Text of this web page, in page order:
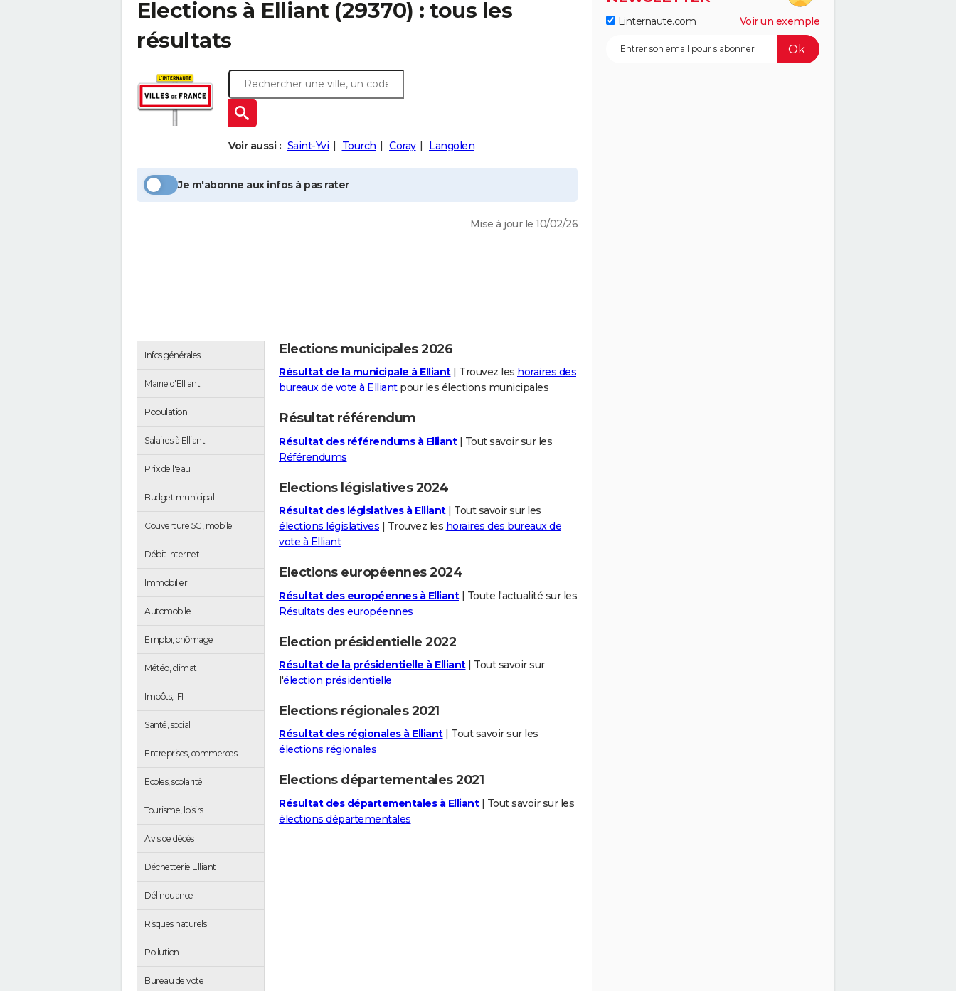
Elections à Elliant(29370) : tous les
résultats
Voir aussi : Saint-Yvi Tourch Coray Langolen
Je m'abonne aux infos à pas rater
Mise à jour le 10/02/26
Infos générales
Mairie d'Elliant
Population
Salaires à Elliant
Prix de l'eau
Budget municipal
Couverture 5G, mobile
Débit Internet
Immobilier
Automobile
Emploi, chômage
Météo, climat
Impôts, IFI
Santé, social
Entreprises, commerces
Ecoles, scolarité
Tourisme, loisirs
Avis de décès
Déchetterie Elliant
Délinquance
Risques naturels
Pollution
Bureau de vote
Elections municipales 2026
Résultat de la municipale à Elliant| Trouvez les horaires des
bureaux de vote à Elliantpour les élections municipales
Résultat référendum
Résultat des référendums à Elliant| Tout savoir sur les
Référendums
Elections législatives 2024
Résultat des législatives à Elliant| Tout savoir sur les
élections législatives | Trouvez les horaires des bureaux de
vote à Elliant
Elections européennes 2024
Résultat des européennes à Elliant| Toute l'actualité sur les
Résultats des européennes
Election présidentielle 2022
Résultat de la présidentielle à Elliant| Tout savoir sur
l'élection présidentielle
Elections régionales 2021
Résultat des régionales à Elliant| Tout savoir sur les
élections régionales
Elections départementales 2021
Résultat des départementales à Elliant| Tout savoir sur les
élections départementales
Linternaute.com Voir un exemple